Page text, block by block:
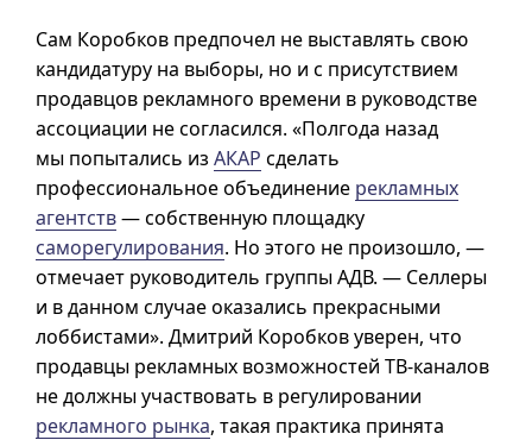
Сам Коробков предпочел не выставлять свою
кандидатуру на выборы, но и с присутствием
продавцов рекламного времени в руководстве
ассоциации не согласился. «Полгода назад
мы попытались из АКАР сделать
профессиональное объединение рекламных
агентств— собственную площадку
саморегулирования. Но этого не произошло, —
отмечает руководитель группы АДВ. — Селлеры
и в данном случае оказались прекрасными
лоббистами». Дмитрий Коробков уверен, что
продавцы рекламных возможностей ТВ-каналов
не должны участвовать в регулировании
рекламного рынка, такая практика принята